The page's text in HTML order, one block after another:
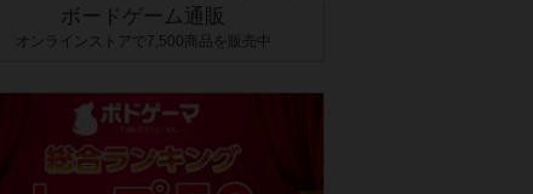
ボードゲーム通販
オンラインストアで7,500商品を販売中